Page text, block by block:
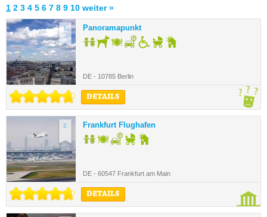
1 2 3 4 5 6 7 8 9 10 weiter »
1. Panoramapunkt
DE - 10785 Berlin
DETAILS
2. Frankfurt Flughafen
DE - 60547 Frankfurt am Main
DETAILS